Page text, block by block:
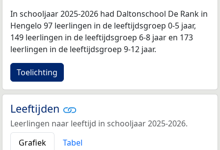
In schooljaar 2025-2026 had Daltonschool De Rank in
Hengelo 97 leerlingen in de leeftijdsgroep 0-5 jaar,
149 leerlingen in de leeftijdsgroep 6-8 jaar en 173
leerlingen in de leeftijdsgroep 9-12 jaar.
Toelichting
Leeftijden
Leerlingen naar leeftijd in schooljaar 2025-2026.
Grafiek
Tabel